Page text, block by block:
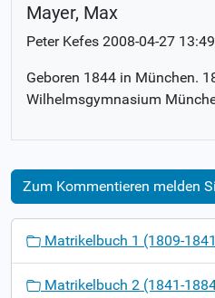
Mayer, Max
Peter Kefes 2008-04-27
Geboren 1844 in München.
Wilhelmsgymnasium
Zum Kommentieren melden
Matrikelbuch 1 (1809-
Matrikelbuch 2 (1841-